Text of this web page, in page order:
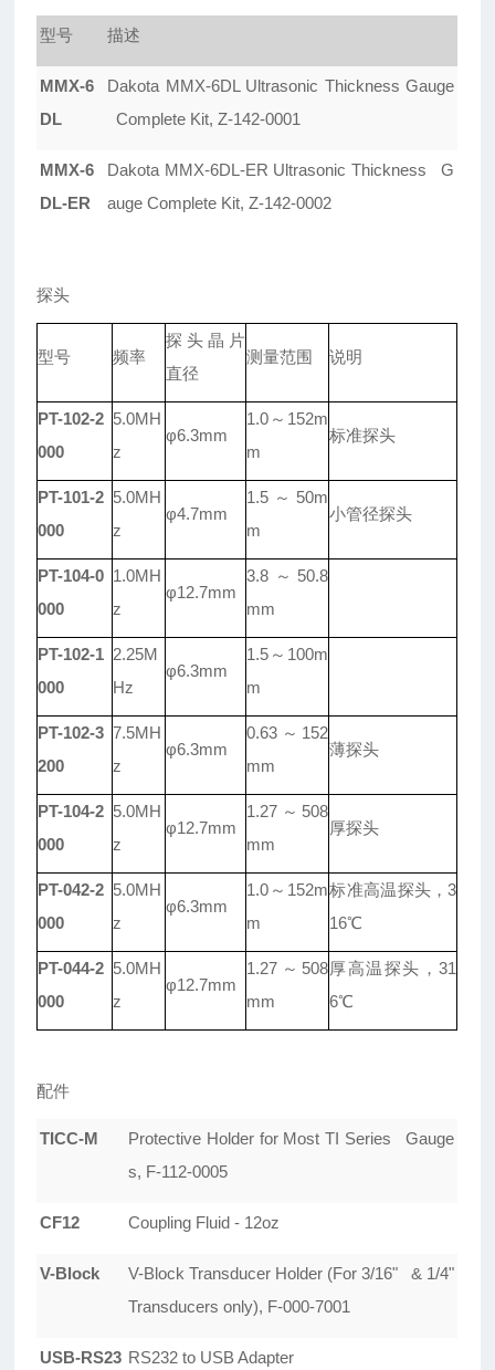
型号 描述
MMX-6
DL
Dakota MMX-6DL Ultrasonic Thickness Gauge
Complete Kit, Z-142-0001
MMX-6
DL-ER
Dakota MMX-6DL-ER Ultrasonic Thickness G
auge Complete Kit, Z-142-0002
探头
型号 频率
探头晶片
直径
测量范围 说明
PT-102-2
000
5.0MH
z
φ6.3mm
1.0 ～152m
m
标准探头
PT-101-2
000
5.0MH
z
φ4.7mm
1.5 ～50m
m
小管径探头
PT-104-0
000
1.0MH
z
φ12.7mm
3.8 ～50.8
mm
PT-102-1
000
2.25M
Hz
φ6.3mm
1.5 ～100m
m
PT-102-3
200
7.5MH
z
φ6.3mm
0.63 ～152
mm
薄探头
PT-104-2
000
5.0MH
z
φ12.7mm
1.27 ～508
mm
厚探头
PT-042-2
000
5.0MH
z
φ6.3mm
1.0 ～152m
m
标准高温探头，3
16℃
PT-044-2
000
5.0MH
z
φ12.7mm
1.27 ～508
mm
厚高温探头，31
6℃
配件
TICC-M
Protective Holder for Most TI Series Gauge
s, F-112-0005
CF12 Coupling Fluid - 12oz
V-Block
V-Block Transducer Holder (For 3/16" & 1/4"
Transducers only), F-000-7001
USB-RS23 RS232 to USB Adapter